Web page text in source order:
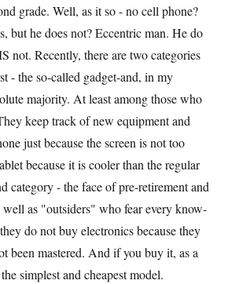
grade. Well, as it so - no cell phone?
but he does not? Eccentric man. He do
not. Recently, there are two categories
- the so-called gadget-and, in my
majority. At least among those who
keep track of new equipment and
just because the screen is not too
because it is cooler than the regular
category - the face of pre-retirement and
well as "outsiders" who fear every know-
do not buy electronics because they
been mastered. And if you buy it, as a
simplest and cheapest model.